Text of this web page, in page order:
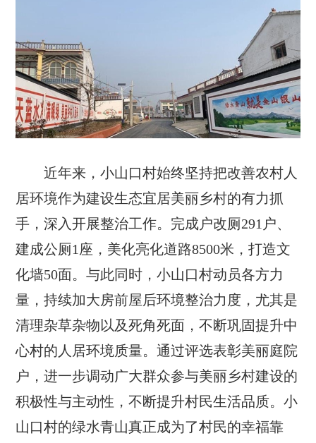
近年来，小山口村始终坚持把改善农村人
居环境作为建设生态宜居美丽乡村的有力抓
手，深入开展整治工作。完成户改厕291户、
建成公厕1座，美化亮化道路8500米，打造文
化墙50面。与此同时，小山口村动员各方力
量，持续加大房前屋后环境整治力度，尤其是
清理杂草杂物以及死角死面，不断巩固提升中
心村的人居环境质量。通过评选表彰美丽庭院
户，进一步调动广大群众参与美丽乡村建设的
积极性与主动性，不断提升村民生活品质。小
山口村的绿水青山真正成为了村民的幸福靠